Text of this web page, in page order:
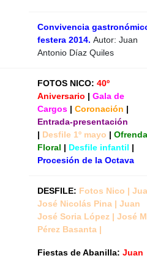
Convivencia
festera 2014. Autor: Juan
Antonio Díaz Quiles
FOTOS NICO: 40º
Aniversario | Gala de
Cargos | Coronación |
Entrada-presentación
| Desfile 1º mayo | Ofrenda
Floral | Desfile infantil |
Procesión de la Octava
DESFILE: Fotos Nico |
José Nicolás Pina | Juan
José Soria López | José
Pérez Basanta |
Fiestas de Abanilla: Juan